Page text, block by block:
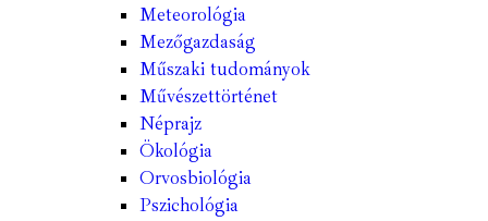
Meteorológia
Mezőgazdaság
Műszaki tudományok
Művészettörténet
Néprajz
Ökológia
Orvosbiológia
Pszichológia